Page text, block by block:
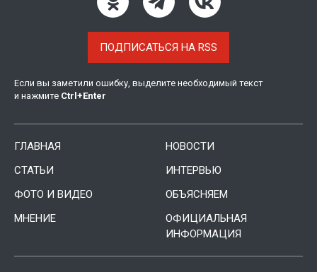
ПОДПИСАТЬСЯ НА RSS
Если вы заметили ошибку, выделите необходимый текст
и нажмите Ctrl +Enter
ГЛАВНАЯ
НОВОСТИ
СТАТЬИ
ИНТЕРВЬЮ
ФОТО И ВИДЕО
ОБЪЯСНЯЕМ
МНЕНИЕ
ОФИЦИАЛЬНАЯ
ИНФОРМАЦИЯ